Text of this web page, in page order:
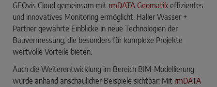
GEOvis Cloud gemeinsam mit rmDATA Geomatik effizientes
und innovatives Monitoring ermöglicht. Haller Wasser +
Partner gewährte Einblicke in neue Technologien der
Bauvermessung, die besonders für komplexe Projekte
wertvolle Vorteile bieten.
Auch die Weiterentwicklung im Bereich BIM-Modellierung
wurde anhand anschaulicher Beispiele sichtbar: Mit rmDATA